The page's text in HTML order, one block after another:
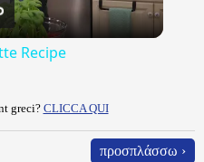
Video
Recipe
greci? CLICCA QUI
προσπλάσσω ›